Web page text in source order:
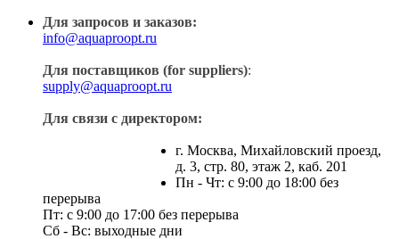
Для запросов и заказов:
info@aquaproopt.ru
Для поставщиков (for suppliers):
supply@aquaproopt.ru
Для связи с директором:
г. Москва, Михайловский проезд,
д. 3, стр. 80, этаж 2, каб. 201
Пн - Чт: с 9:00 до 18:00 без
перерыва
Пт: с 9:00 до 17:00 без перерыва
Сб - Вс: выходные дни